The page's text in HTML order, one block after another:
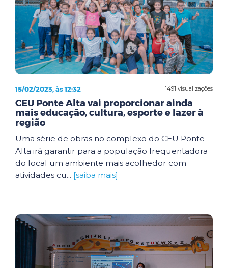
1491 visualizações
15/02/2023, às 12:32
CEU Ponte Alta vai proporcionar ainda
mais educação, cultura, esporte e lazer à
região
Uma série de obras no complexo do CEU Ponte
Alta irá garantir para a população frequentadora
do local um ambiente mais acolhedor com
atividades cu... [saiba mais]